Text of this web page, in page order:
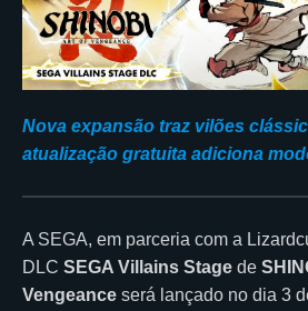
Nova expansão traz vilões
atualização gratuita adiciona
A SEGA, em parceria com a
DLC SEGA Villains Stage de
Vengeance será lançado no dia 3